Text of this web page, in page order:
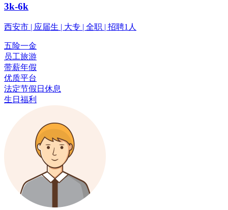
3k-6k
西安市 | 应届生 | 大专 | 全职 | 招聘1人
五险一金
员工旅游
带薪年假
优质平台
法定节假日休息
生日福利